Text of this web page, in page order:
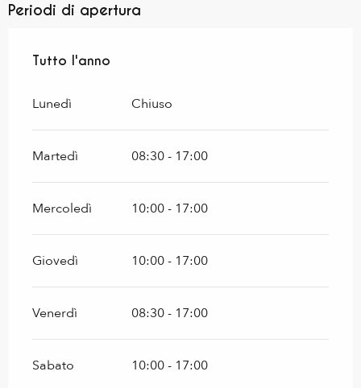
Periodi di apertura
Tutto l'anno
Tutto l'anno
Lunedì Chiuso
Martedì 08:30 - 17:00
Mercoledì 10:00 - 17:00
Giovedì 10:00 - 17:00
Venerdì 08:30 - 17:00
Sabato 10:00 - 17:00